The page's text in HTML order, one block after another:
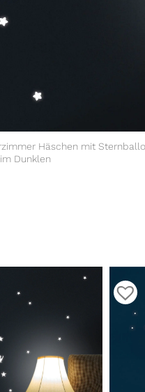
Häschen mit
Dunklen